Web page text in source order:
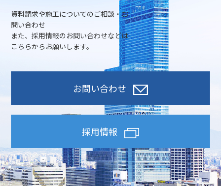
資料請求や施工についてのご相談・お
問い合わせ
また、採用情報のお問い合わせなどは
こちらからお願いします。
お問い合わせ
採用情報